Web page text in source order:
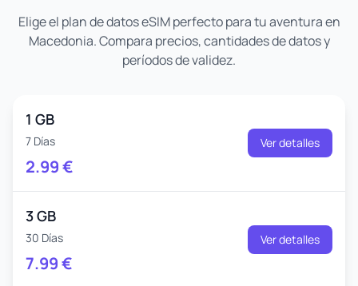
Elige el plan de datos eSIM perfecto para tu aventura en
Macedonia. Compara precios, cantidades de datos y
períodos de validez.
1 GB
7 Días
2.99€
Ver detalles
3 GB
30 Días
7.99€
Ver detalles